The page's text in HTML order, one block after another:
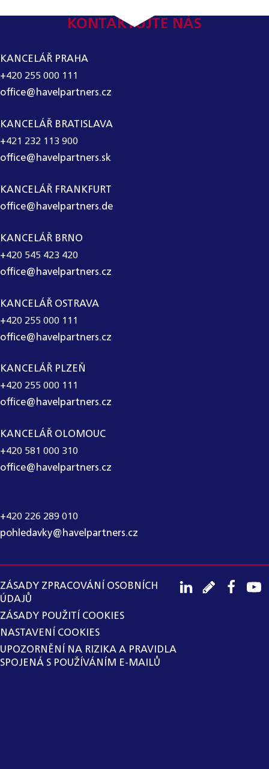
KONTAKTUJTE NÁS
KANCELÁŘ PRAHA
+420 255 000 111
office@havelpartners.cz
KANCELÁŘ BRATISLAVA
+421 232 113 900
office@havelpartners.sk
KANCELÁŘ FRANKFURT
office@havelpartners.de
KANCELÁŘ BRNO
+420 545 423 420
office@havelpartners.cz
KANCELÁŘ OSTRAVA
+420 255 000 111
office@havelpartners.cz
KANCELÁŘ PLZEŇ
+420 255 000 111
office@havelpartners.cz
KANCELÁŘ OLOMOUC
+420 581 000 310
office@havelpartners.cz
+420 226 289 010
pohledavky@havelpartners.cz
ZÁSADY ZPRACOVÁNÍ OSOBNÍCH
ÚDAJŮ
ZÁSADY POUŽITÍ COOKIES
NASTAVENÍ COOKIES
UPOZORNĚNÍ NA RIZIKA A PRAVIDLA
SPOJENÁ S POUŽÍVÁNÍM E-MAILŮ